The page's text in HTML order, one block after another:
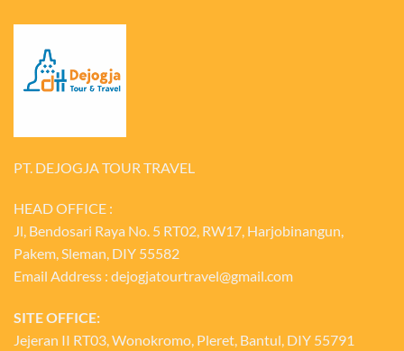
PT. DEJOGJA TOUR TRAVEL
HEAD OFFICE :
Jl, Bendosari Raya No. 5 RT02, RW17, Harjobinangun,
Pakem, Sleman, DIY 55582
Email Address : dejogjatourtravel@gmail.com
SITE OFFICE:
Jejeran II RT03, Wonokromo, Pleret, Bantul, DIY 55791